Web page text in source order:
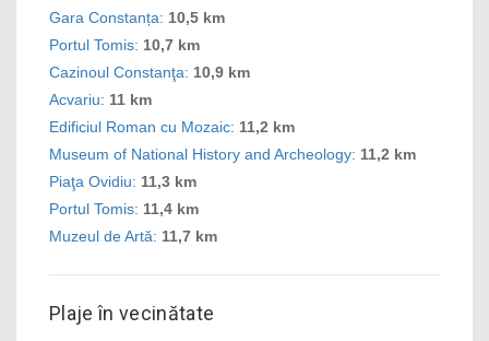
Gara Constanța: 10,5 km
Portul Tomis: 10,7 km
Cazinoul Constanţa: 10,9 km
Acvariu: 11 km
Edificiul Roman cu Mozaic: 11,2 km
Museum of National History and Archeology: 11,2 km
Piaţa Ovidiu: 11,3 km
Portul Tomis: 11,4 km
Muzeul de Artă: 11,7 km
Plaje în vecinătate